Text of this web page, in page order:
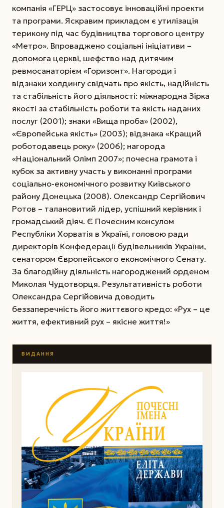
компанія «ГЕРЦ» застосовує інноваційні проекти
та програми. Яскравим прикладом є утилізація
терикону під час будівництва торгового центру
«Метро». Впроваджено соціальні ініціативи –
допомога церкві, шефство над дитячим
ревмосанаторієм «Горизонт». Нагороди і
відзнаки холдингу свідчать про якість, надійність
та стабільність його діяльності: міжнародна Зірка
якості за стабільність роботи та якість наданих
послуг (2001); знаки «Вища проба» (2002),
«Європейська якість» (2003); відзнака «Кращий
роботодавець року» (2006); нагорода
«Національний Олімп 2007»; почесна грамота і
кубок за активну участь у виконанні програми
соціально-економічного розвитку Київського
району Донецька (2008). Олександр Сергійович
Ротов – талановитий лідер, успішний керівник і
громадський діяч. Є Почесним консулом
Республіки Хорватія в Україні, головою ради
директорів Конфедерації будівельників України,
сенатором Європейського економічного Сенату.
За благодійну діяльність нагороджений орденом
Миколая Чудотворця. Результативність роботи
Олександра Сергійовича доводить
беззаперечність його життєвого кредо: «Рух – це
життя, ефективний рух – якісне життя!»
ВИДАННЯ